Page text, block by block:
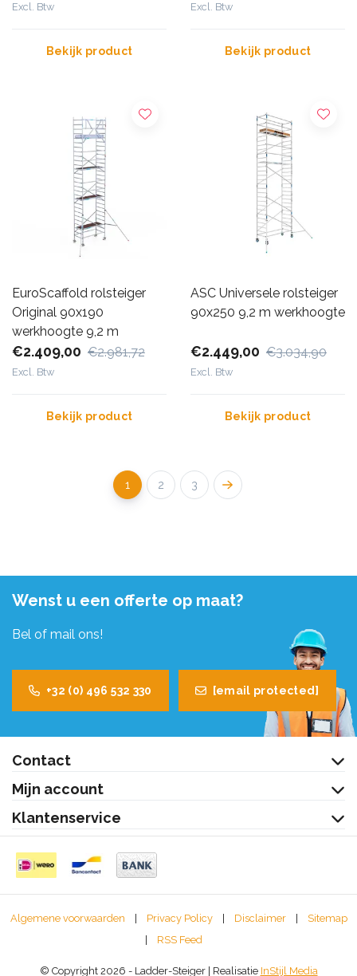
Excl. Btw
Bekijk product
Excl. Btw
Bekijk product
EuroScaffold rolsteiger
Original 90x190
werkhoogte 9,2 m
€2.409,00 €2.981,72
Excl. Btw
Bekijk product
ASC Universele rolsteiger
90x250 9,2 m werkhoogte
€2.449,00 €3.034,90
Excl. Btw
Bekijk product
1 2 3
Wenst u een offerte op maat?
Bel of mail ons!
+32 (0) 496 532 330 [email protected]
Contact
Mijn account
Klantenservice
Algemene voorwaarden Privacy Policy Disclaimer
Sitemap
RSS Feed
© Copyright 2026 - Ladder-Steiger | Realisatie InStijl Media